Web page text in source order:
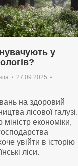
у
27.09.2025
на здоровий
лісової галузі.
економіки,
увійти в історію
ліси.